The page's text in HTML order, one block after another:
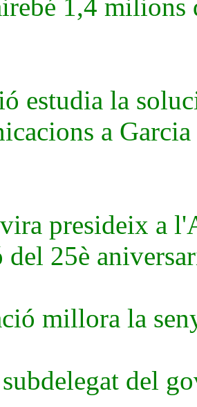
1,4 milions
estudia la
a
presideix a
del 25è
millora la
del